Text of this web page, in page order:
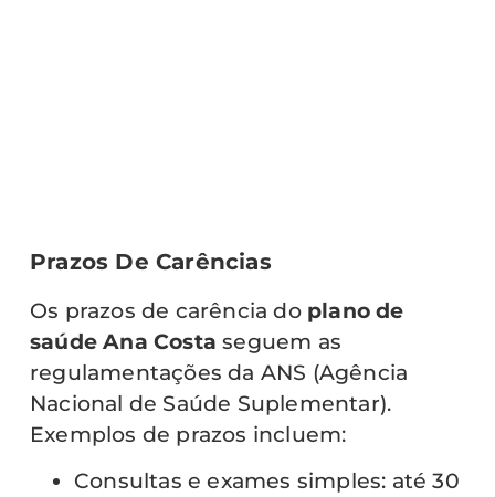
Prazos De Carências
Os prazos de carência do plano de
saúde Ana Costa seguem as
regulamentações da ANS (Agência
Nacional de Saúde Suplementar).
Exemplos de prazos incluem:
Consultas e exames simples: até 30